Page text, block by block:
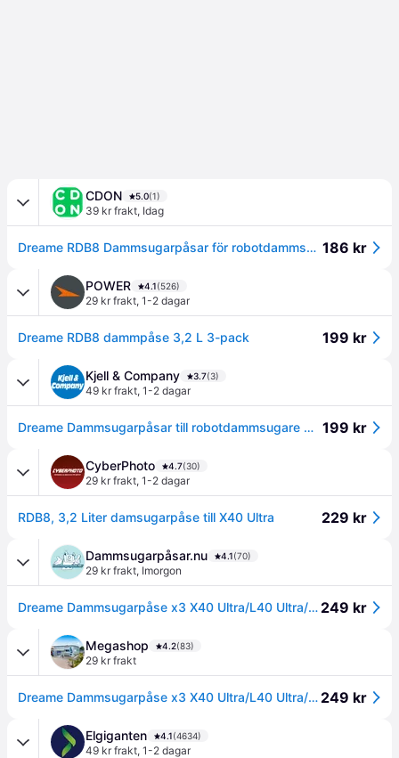
CDON 5.0(1)
39 kr frakt, Idag
Dreame RDB8 Dammsugarpåsar för robotdammsugare - 3-pack 186 kr
POWER 4.1(526)
29 kr frakt, 1-2 dagar
Dreame RDB8 dammpåse 3,2 L 3-pack 199 kr
Kjell & Company 3.7(3)
49 kr frakt, 1-2 dagar
Dreame Dammsugarpåsar till robotdammsugare med självtömning 199 kr
CyberPhoto 4.7(30)
29 kr frakt, 1-2 dagar
RDB8, 3,2 Liter damsugarpåse till X40 Ultra 229 kr
Dammsugarpåsar.nu 4.1(70)
29 kr frakt, Imorgon
Dreame Dammsugarpåse x3 X40 Ultra/L40 Ultra/L10s Ultra gen2 249 kr
Megashop 4.2(83)
29 kr frakt
Dreame Dammsugarpåse x3 X40 Ultra/L40 Ultra/L10s Ultra gen2 249 kr
Elgiganten 4.1(4634)
49 kr frakt, 1-2 dagar